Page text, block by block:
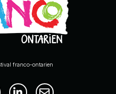
franco-ontarien